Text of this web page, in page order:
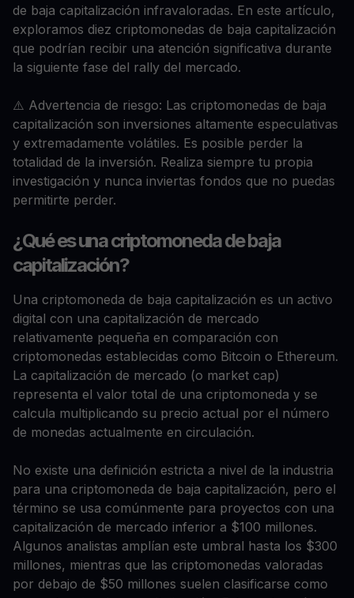
de baja capitalización infravaloradas. En este artículo,
exploramos diez criptomonedas de baja capitalización
que podrían recibir una atención significativa durante
la siguiente fase del rally del mercado.
⚠️ Advertencia de riesgo: Las criptomonedas de baja
capitalización son inversiones altamente especulativas
y extremadamente volátiles. Es posible perder la
totalidad de la inversión. Realiza siempre tu propia
investigación y nunca inviertas fondos que no puedas
permitirte perder.
¿Qué es una criptomoneda de baja
capitalización?
Una criptomoneda de baja capitalización es un activo
digital con una capitalización de mercado
relativamente pequeña en comparación con
criptomonedas establecidas como Bitcoin o Ethereum.
La capitalización de mercado (o market cap)
representa el valor total de una criptomoneda y se
calcula multiplicando su precio actual por el número
de monedas actualmente en circulación.
No existe una definición estricta a nivel de la industria
para una criptomoneda de baja capitalización, pero el
término se usa comúnmente para proyectos con una
capitalización de mercado inferior a $100 millones.
Algunos analistas amplían este umbral hasta los $300
millones, mientras que las criptomonedas valoradas
por debajo de $50 millones suelen clasificarse como